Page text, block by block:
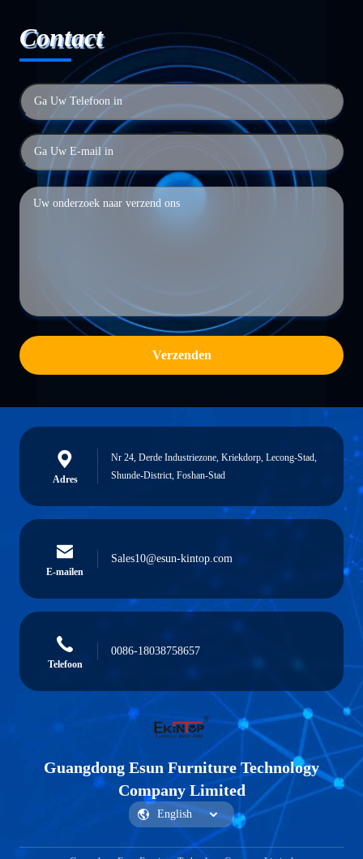
Contact
Verzenden
Adres
Nr 24, Derde Industriezone, Kriekdorp, Lecong-Stad,
Shunde-District, Foshan-Stad
E-mailen
Sales10@esun-kintop.com
Telefoon
0086-18038758657
Guangdong Esun Furniture Technology
Company Limited